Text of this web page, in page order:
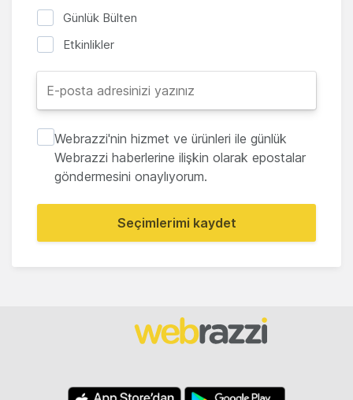
Günlük Bülten
Etkinlikler
Webrazzi'nin hizmet ve ürünleri ile günlük
Webrazzi haberlerine ilişkin olarak epostalar
göndermesini onaylıyorum.
Seçimlerimi kaydet